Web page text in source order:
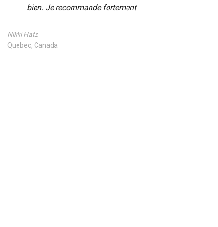
bien. Je recommande fortement
Nikki Hatz
Quebec, Canada